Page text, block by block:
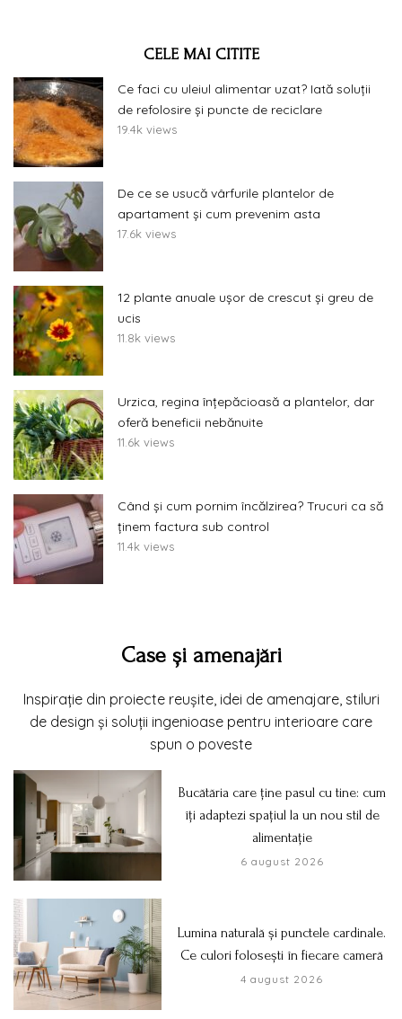
CELE MAI CITITE
Ce faci cu uleiul alimentar uzat? Iată soluții
de refolosire și puncte de reciclare
19.4k views
De ce se usucă vârfurile plantelor de
apartament și cum prevenim asta
17.6k views
12 plante anuale ușor de crescut și greu de
ucis
11.8k views
Urzica, regina înțepăcioasă a plantelor, dar
oferă beneficii nebănuite
11.6k views
Când și cum pornim încălzirea? Trucuri ca să
ținem factura sub control
11.4k views
Case și amenajări
Inspirație din proiecte reușite, idei de amenajare, stiluri
de design și soluții ingenioase pentru interioare care
spun o poveste
Bucătăria care ține pasul cu tine: cum
îți adaptezi spațiul la un nou stil de
alimentație
6 august 2026
Lumina naturală și punctele cardinale.
Ce culori folosești în fiecare cameră
4 august 2026